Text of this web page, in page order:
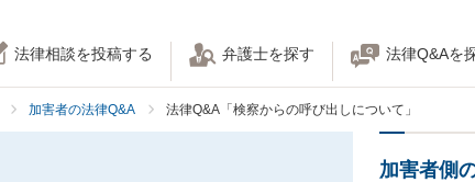
法律相談を投稿する 弁護士を探す 法律Q&Aを
加害者の法律Q&A 法律Q&A「検察からの呼び出しについて」
加害者側